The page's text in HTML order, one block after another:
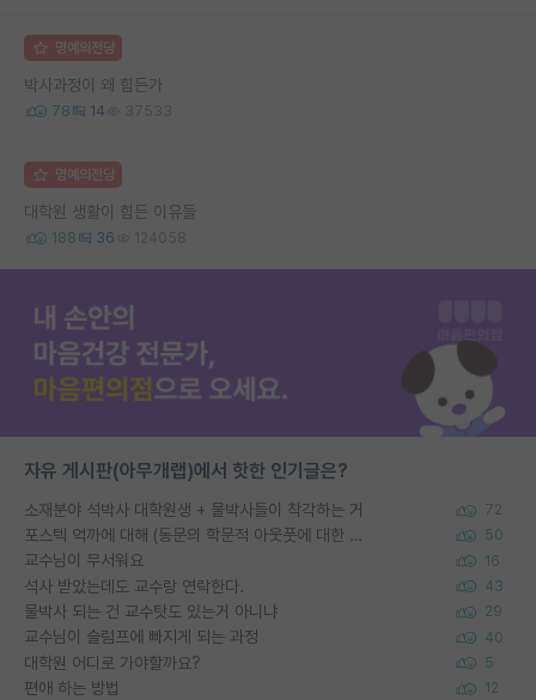
명예의전당
박사과정이 왜 힘든가
78 14 37533
명예의전당
대학원 생활이 힘든 이유들
188 36 124058
자유 게시판(아무개랩)에서 핫한 인기글은?
소재분야 석박사 대학원생 + 물박사들이 착각하는 거 72
포스텍 억까에 대해 (동문의 학문적 아웃풋에 대한 반박) 50
교수님이 무서워요 16
석사 받았는데도 교수랑 연락한다. 43
물박사 되는 건 교수탓도 있는거 아니냐 29
교수님이 슬럼프에 빠지게 되는 과정 40
대학원 어디로 가야할까요? 5
편애 하는 방법 12